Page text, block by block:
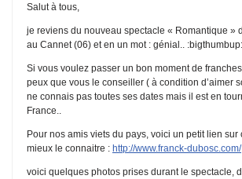
Salut à tous,
je reviens du nouveau spectacle « Romantique »
au Cannet (06) et en un mot : génial.. :bigthumbup:
Si vous voulez passer un bon moment de
peux que vous le conseiller ( à condition d’aimer
ne connais pas toutes ses dates mais il est en
France..
Pour nos amis viets du pays, voici un petit lien sur
mieux le connaitre : http://www.franck-dubosc.com/
voici quelques photos prises durant le spectacle,